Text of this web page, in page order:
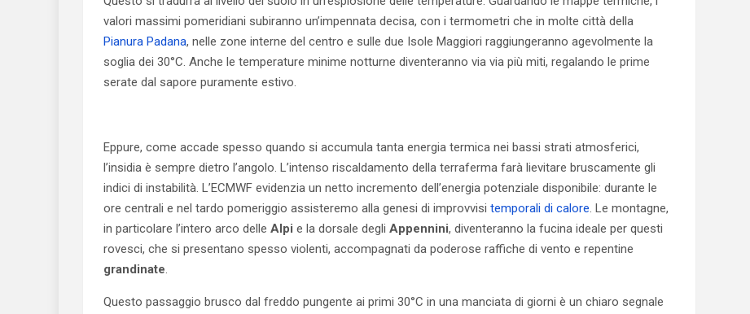
valori massimi pomeridiani subiranno un’impennata decisa, con i termometri che in molte città della
Pianura Padana, nelle zone interne del centro e sulle due Isole Maggiori raggiungeranno agevolmente la
soglia dei 30°C. Anche le temperature minime notturne diventeranno via via più miti, regalando le prime
serate dal sapore puramente estivo.
Eppure, come accade spesso quando si accumula tanta energia termica nei bassi strati atmosferici,
l’insidia è sempre dietro l’angolo. L’intenso riscaldamento della terraferma farà lievitare bruscamente gli
indici di instabilità. L’ECMWF evidenzia un netto incremento dell’energia potenziale disponibile: durante le
ore centrali e nel tardo pomeriggio assisteremo alla genesi di improvvisi temporali di calore. Le montagne,
in particolare l’intero arco delle Alpi e la dorsale degli Appennini, diventeranno la fucina ideale per questi
rovesci, che si presentano spesso violenti, accompagnati da poderose raffiche di vento e repentine
grandinate.
Questo passaggio brusco dal freddo pungente ai primi 30°C in una manciata di giorni è un chiaro segnale